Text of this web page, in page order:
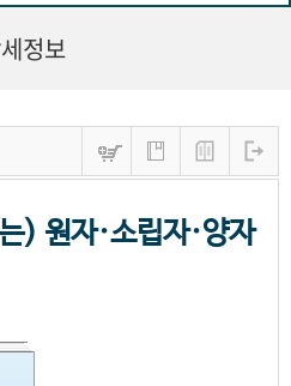
정보
) 원자·소립자·양자